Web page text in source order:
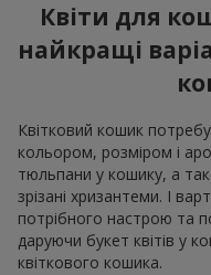
Квіти для
найкращі
Квітковий кошик
кольором, розміром і
тюльпани у кошику, а
зрізані хризантеми. І
потрібного настрою та
даруючи букет квітів у
квіткового кошика.